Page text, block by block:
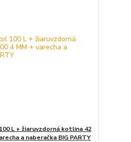
L + žiaruvzdorná kotlina 42
a naberačka BIG PARTY